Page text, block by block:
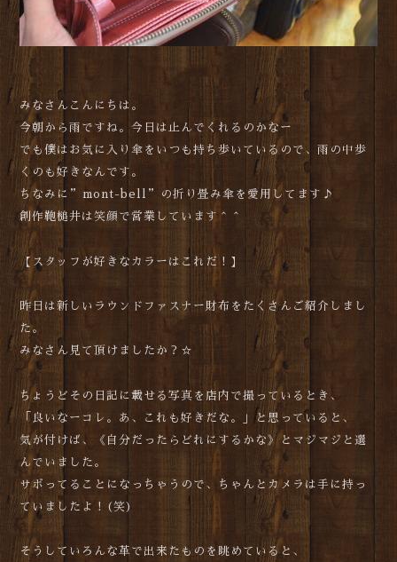
みなさんこんにちは。
今朝から雨ですね。今日は止んでくれるのかなー
でも僕はお気に入り傘をいつも持ち歩いているので、雨の中歩
くのも好きなんです。
ちなみに”mont-bell”の折り畳み傘を愛用してます♪
創作鞄槌井は笑顔で営業しています＾＾
【スタッフが好きなカラーはこれだ！】
昨日は新しいラウンドファスナー財布をたくさんご紹介しまし
た。
みなさん見て頂けましたか？☆
ちょうどその日記に載せる写真を店内で撮っているとき、
「良いなーコレ。あ、これも好きだな。」と思っていると、
気が付けば、《自分だったらどれにするかな》とマジマジと選
んでいました。
サボってることになっちゃうので、ちゃんとカメラは手に持っ
ていましたよ！(笑)
そうしていろんな革で出来たものを眺めていると、